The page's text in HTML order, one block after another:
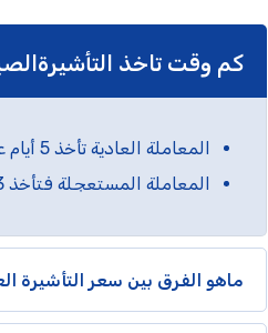
كم وقت تاخذ
المعاملة العادية تأخذ 5 أيام عمل بعد تقديم الاوراق إلى السفارة
المعاملة المستعجلة فتأخذ 3 أيام العمل.
ماهو الفرق بين سعر التأشيرة